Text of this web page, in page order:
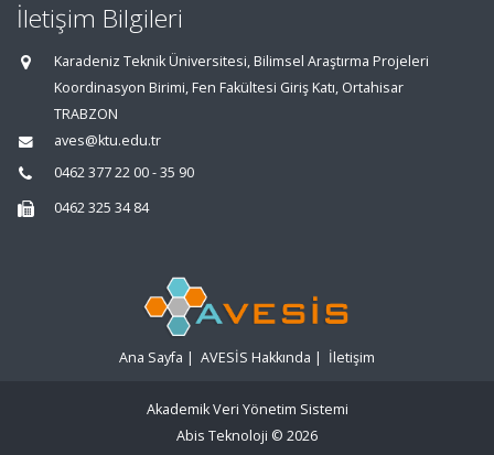
İletişim Bilgileri
Karadeniz Teknik Üniversitesi, Bilimsel Araştırma Projeleri
Koordinasyon Birimi, Fen Fakültesi Giriş Katı, Ortahisar
TRABZON
aves@ktu.edu.tr
0462 377 22 00 - 35 90
0462 325 34 84
Ana Sayfa | AVESİS Hakkında | İletişim
Akademik Veri Yönetim Sistemi
Abis Teknoloji © 2026